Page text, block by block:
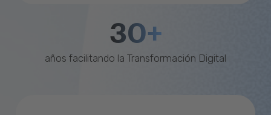
30+
años facilitando la Transformación Digital